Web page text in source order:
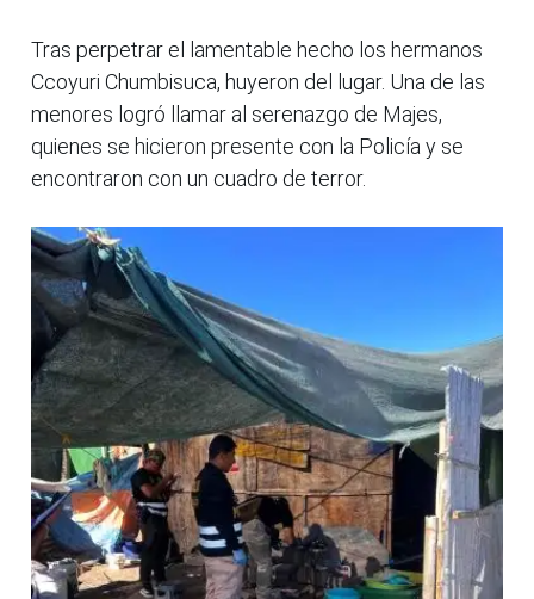
Tras perpetrar el lamentable hecho los hermanos
Ccoyuri Chumbisuca, huyeron del lugar. Una de las
menores logró llamar al serenazgo de Majes,
quienes se hicieron presente con la Policía y se
encontraron con un cuadro de terror.